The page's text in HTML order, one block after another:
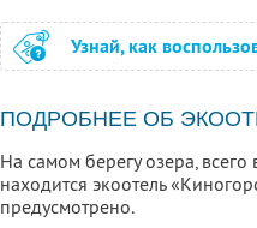
Узнай, как
ПОДРОБНЕЕ ОБ
На самом берегу озера,
находится экоотель
предусмотрено.